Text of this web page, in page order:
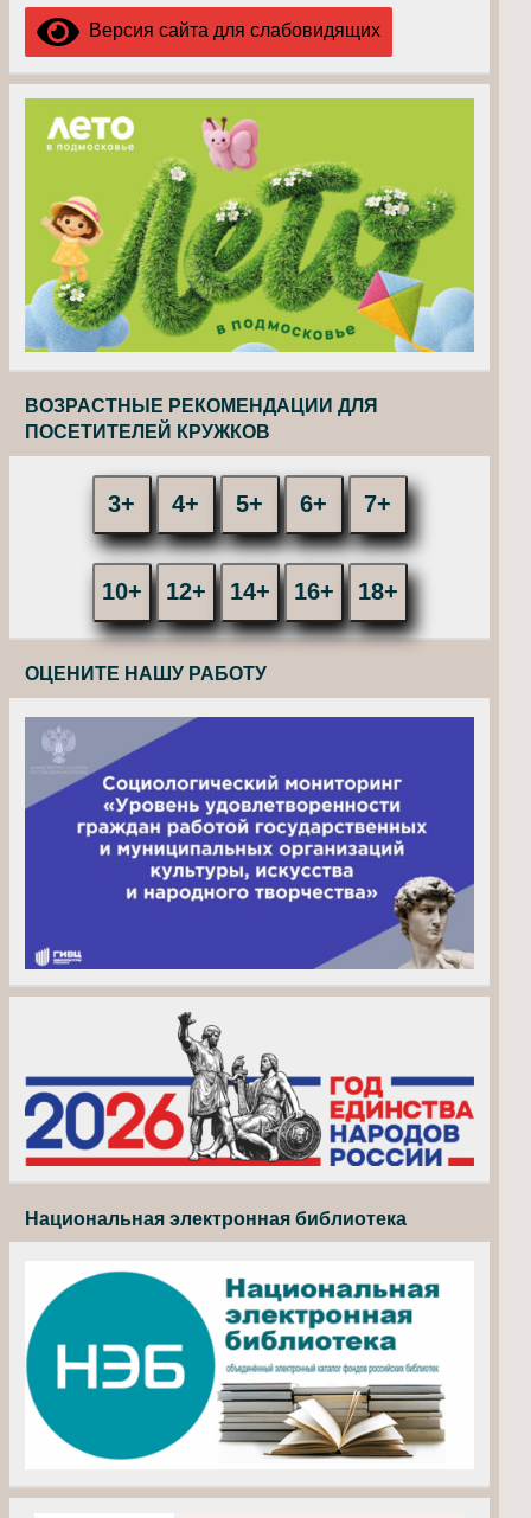
Версия сайта для слабовидящих
ВОЗРАСТНЫЕ РЕКОМЕНДАЦИИ ДЛЯ
ПОСЕТИТЕЛЕЙ КРУЖКОВ
3+ 4+ 5+ 6+ 7+
10+ 12+ 14+ 16+ 18+
ОЦЕНИТЕ НАШУ РАБОТУ
Национальная электронная библиотека